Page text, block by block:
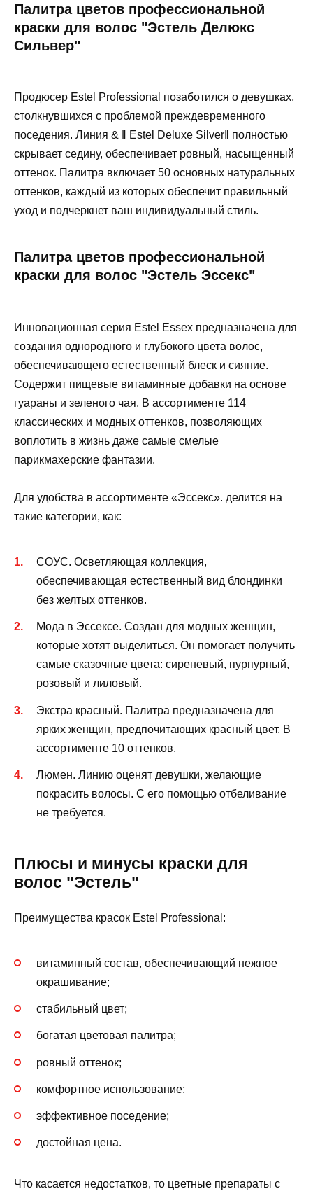
Палитра цветов профессиональной
краски для волос "Эстель Делюкс
Сильвер"
Продюсер Estel Professional позаботился о девушках,
столкнувшихся с проблемой преждевременного
поседения. Линия & ‖ Estel Deluxe Silver‖ полностью
скрывает седину, обеспечивает ровный, насыщенный
оттенок. Палитра включает 50 основных натуральных
оттенков, каждый из которых обеспечит правильный
уход и подчеркнет ваш индивидуальный стиль.
Палитра цветов профессиональной
краски для волос "Эстель Эссекс"
Инновационная серия Estel Essex предназначена для
создания однородного и глубокого цвета волос,
обеспечивающего естественный блеск и сияние.
Содержит пищевые витаминные добавки на основе
гуараны и зеленого чая. В ассортименте 114
классических и модных оттенков, позволяющих
воплотить в жизнь даже самые смелые
парикмахерские фантазии.
Для удобства в ассортименте «Эссекс». делится на
такие категории, как:
СОУС. Осветляющая коллекция,
обеспечивающая естественный вид блондинки
без желтых оттенков.
Мода в Эссексе. Создан для модных женщин,
которые хотят выделиться. Он помогает получить
самые сказочные цвета: сиреневый, пурпурный,
розовый и лиловый.
Экстра красный. Палитра предназначена для
ярких женщин, предпочитающих красный цвет. В
ассортименте 10 оттенков.
Люмен. Линию оценят девушки, желающие
покрасить волосы. С его помощью отбеливание
не требуется.
Плюсы и минусы краски для
волос "Эстель"
Преимущества красок Estel Professional:
витаминный состав, обеспечивающий нежное
окрашивание;
стабильный цвет;
богатая цветовая палитра;
ровный оттенок;
комфортное использование;
эффективное поседение;
достойная цена.
Что касается недостатков, то цветные препараты с